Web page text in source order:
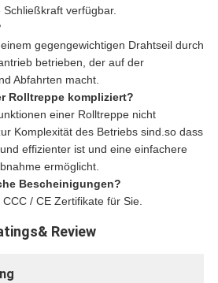
verfügbar.
gegengewichtigen Drahtseil durch
betrieben, der auf der
Abfahrten macht.
Rolltreppe kompliziert?
einer Rolltreppe nicht
Komplexität des Betriebs sind.so dass
effizienter ist und eine einfachere
ermöglicht.
Bescheinigungen?
/ CE Zertifikate für Sie.
Review